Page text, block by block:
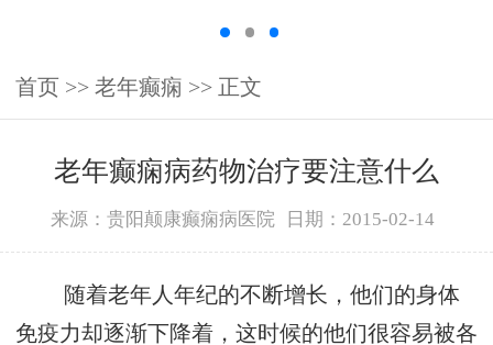
首页 >> 老年癫痫 >> 正文
老年癫痫病药物治疗要注意什么
来源：贵阳颠康癫痫病医院 日期：2015-02-14
随着老年人年纪的不断增长，他们的身体
免疫力却逐渐下降着，这时候的他们很容易被各